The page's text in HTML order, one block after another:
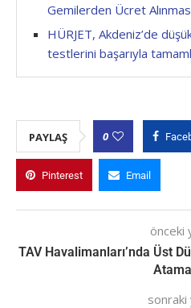
Gemilerden Ücret
HÜRJET, Akdeniz’de
testlerini başarıyla
PAYLAŞ 0
Pinterest Email
önceki
TAV Havalimanları’nda Üst
sonraki